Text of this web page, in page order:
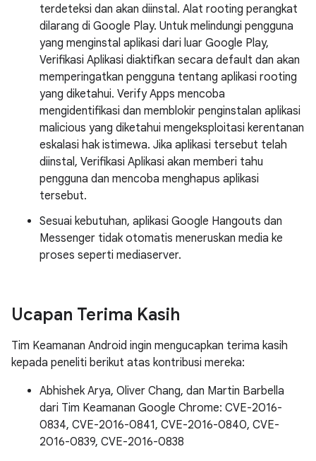
terdeteksi dan akan diinstal. Alat rooting perangkat
dilarang di Google Play. Untuk melindungi pengguna
yang menginstal aplikasi dari luar Google Play,
Verifikasi Aplikasi diaktifkan secara default dan akan
memperingatkan pengguna tentang aplikasi rooting
yang diketahui. Verify Apps mencoba
mengidentifikasi dan memblokir penginstalan aplikasi
malicious yang diketahui mengeksploitasi kerentanan
eskalasi hak istimewa. Jika aplikasi tersebut telah
diinstal, Verifikasi Aplikasi akan memberi tahu
pengguna dan mencoba menghapus aplikasi
tersebut.
Sesuai kebutuhan, aplikasi Google Hangouts dan
Messenger tidak otomatis meneruskan media ke
proses seperti mediaserver.
Ucapan Terima Kasih
Tim Keamanan Android ingin mengucapkan terima kasih
kepada peneliti berikut atas kontribusi mereka:
Abhishek Arya, Oliver Chang, dan Martin Barbella
dari Tim Keamanan Google Chrome: CVE-2016-
0834, CVE-2016-0841, CVE-2016-0840, CVE-
2016-0839, CVE-2016-0838